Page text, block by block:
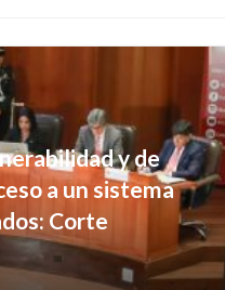
y de
a un sistema
Corte